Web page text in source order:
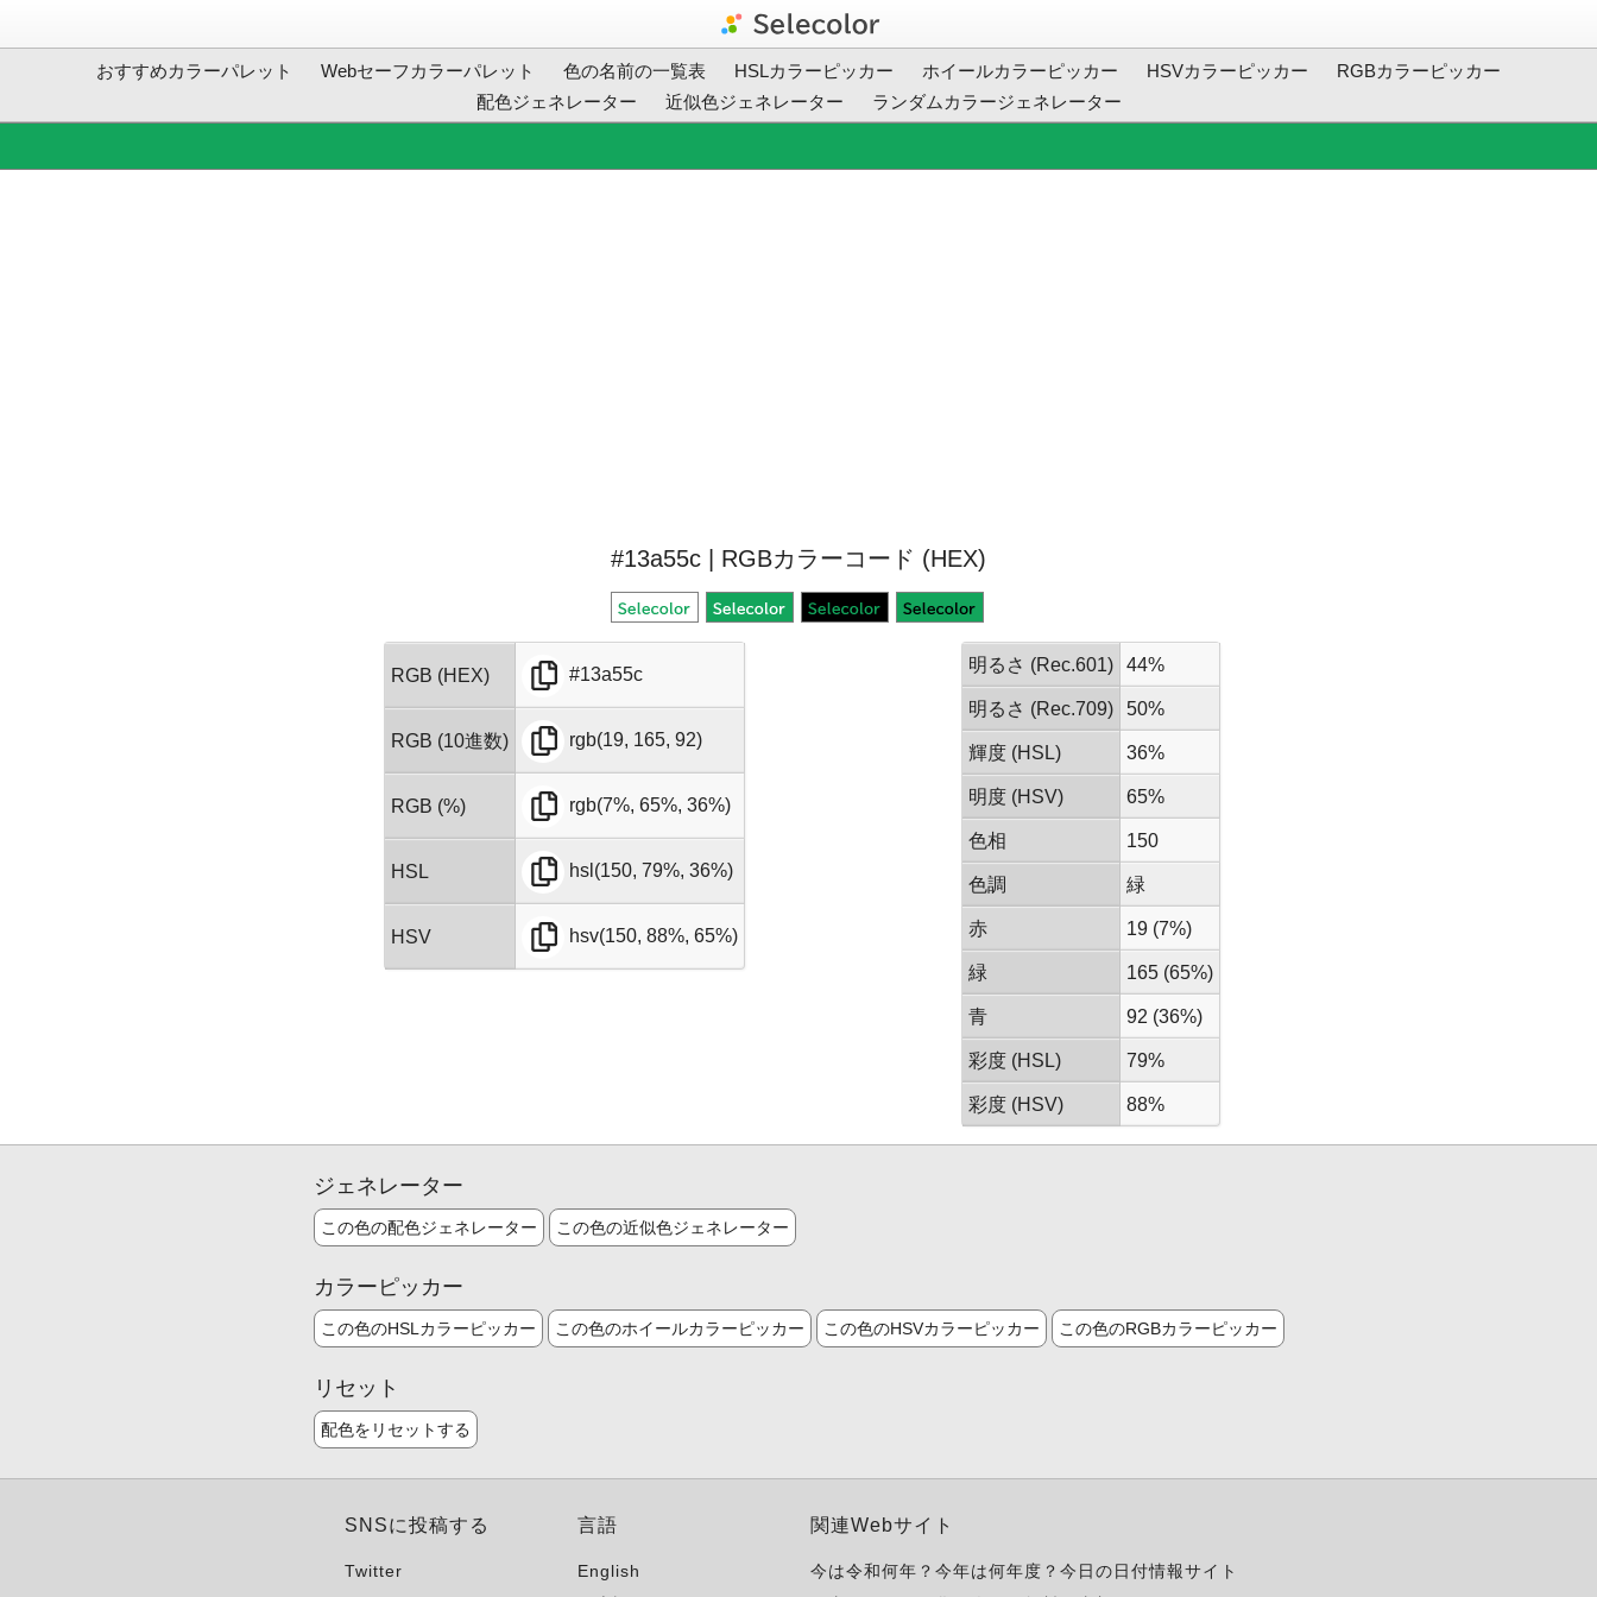
おすすめカラーパレット Webセーフカラーパレット 色の名前の一覧表 HSLカラーピッカー ホイールカラーピッカー HSVカラーピッカー
RGBカラーピッカー
配色ジェネレーター
近似色ジェネレーター ランダムカラージェネレーター
#13a55c | RGBカラーコード (HEX)
RGB (HEX) #13a55c
RGB (10進数) rgb(19, 165, 92)
RGB (%) rgb(7%, 65%, 36%)
HSL hsl(150, 79%, 36%)
HSV hsv(150, 88%, 65%)
明るさ (Rec.601) 44%
明るさ (Rec.709) 50%
輝度 (HSL) 36%
明度 (HSV) 65%
色相 150
色調 緑
赤 19 (7%)
緑 165 (65%)
青 92 (36%)
彩度 (HSL) 79%
彩度 (HSV) 88%
ジェネレーター
この色の配色ジェネレーター この色の近似色ジェネレーター
カラーピッカー
この色のHSLカラーピッカー この色のホイールカラーピッカー この色のHSVカラーピッカー この色のRGBカラーピッカー
リセット
配色をリセットする
SNSに投稿する
Twitter
言語
English
関連Webサイト
今は令和何年？今年は何年度？今日の日付情報サイト